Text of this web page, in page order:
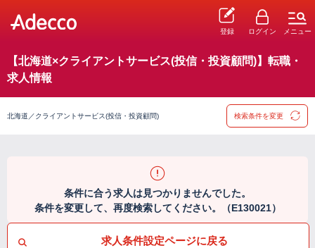
登録 ログイン メニュー
【北海道×クライアントサービス(投信・投資顧問)】転職・
求人情報
北海道／クライアントサービス(投信・投資顧問) 検索条件を変更
条件に合う求人は見つかりませんでした。
条件を変更して、再度検索してください。（E130021）
求人条件設定ページに戻る